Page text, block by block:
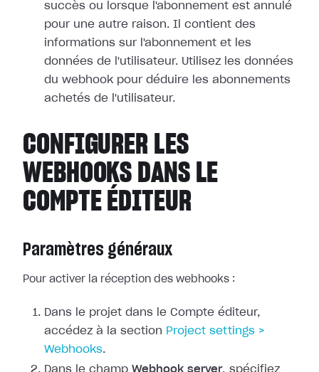
succès ou
lorsque l'abonnement est annulé
pour une autre raison. Il contient des
informations sur l'abonnement et les
données de l'utilisateur. Utilisez les données
du webhook pour déduire les abonnements
achetés de l'utilisateur.
CONFIGURER LES
WEBHOOKS DANS LE
COMPTE ÉDITEUR
Paramètres généraux
Pour activer la réception des webhooks :
Dans le projet dans le Compte éditeur,
accédez à la section Project settings >
Webhooks.
Dans le champ Webhook server, spécifiez